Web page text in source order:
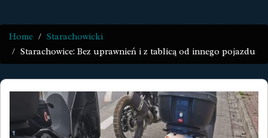
Home
Starachowicki
Starachowice: Bez uprawnień i z tablicą od innego pojazdu